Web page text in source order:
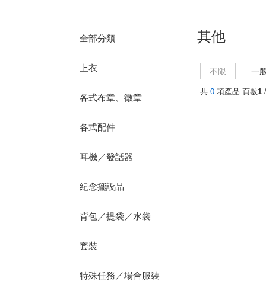
全部分類
上衣
各式布章、徵章
各式配件
耳機／發話器
紀念擺設品
背包／提袋／水袋
套裝
特殊任務／場合服裝
其他
不限 一
共 0 項產品 頁數1